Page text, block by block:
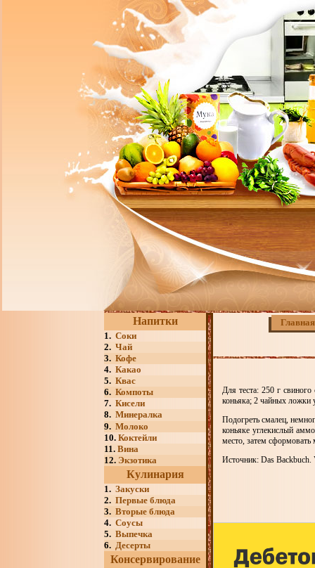
Напитки
1. Соки
2. Чай
3. Кофе
4. Какао
5. Квас
6. Компоты
7. Кисели
8. Минералка
9. Молоко
10. Коктейли
11. Вина
12. Экзотика
Кулинария
1. Закуски
2. Первые блюда
3. Вторые блюда
4. Соусы
5. Выпечка
6. Десерты
Консервирование
Главная
Для теста: 250 г
коньяка; 2 чайных ложки
Подогреть смалец,
коньяке углекислый
место, затем
Источник: Das Backbuch.